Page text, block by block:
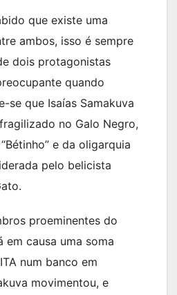
que existe uma
ambos, isso é sempre
dois protagonistas
quando
se que Isaías Samakuva
no Galo Negro,
e da oligarquia
pelo belicista
proeminentes do
em causa uma soma
num banco em
movimentou, e